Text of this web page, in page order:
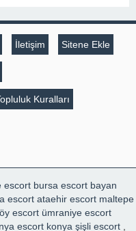
İletişim Sitene Ekle
Kuralları
escort bursa escort bayan
escort ataehir escort maltepe
escort ümraniye escort
escort konya şişli escort ,